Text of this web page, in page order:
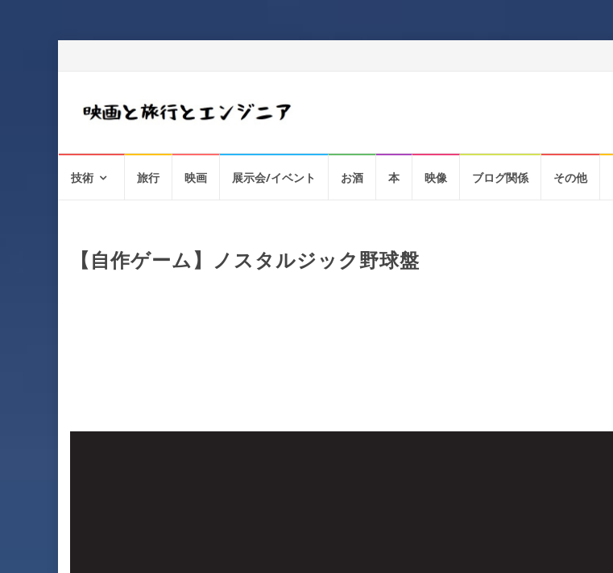
技術 旅行 映画 展示会/イベント お酒 本 映像 ブログ関係 その他
【自作ゲーム】ノスタルジック野球盤